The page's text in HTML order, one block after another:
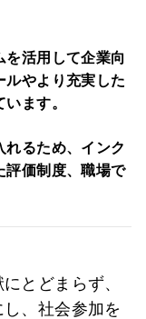
活用して企業向
ルやより充実した
ます。
れるため、インク
評価制度、職場で
とどまらず、
、社会参加を